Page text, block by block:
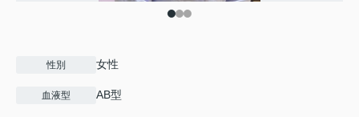
性別 女性
血液型 AB型